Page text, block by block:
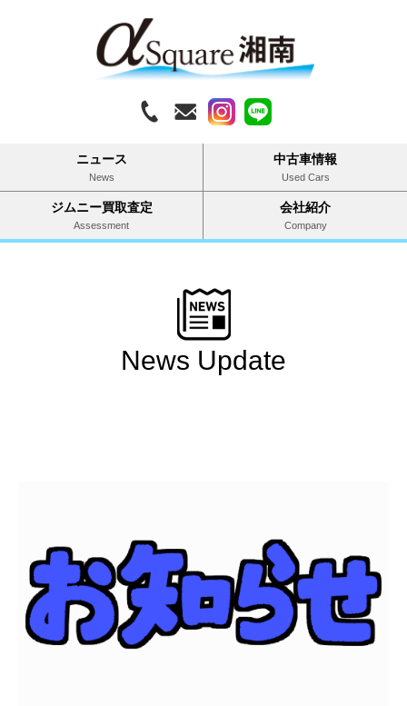
ニュース
News
中古車情報
Used Cars
ジムニー買取査定
Assessment
会社紹介
Company
News Update